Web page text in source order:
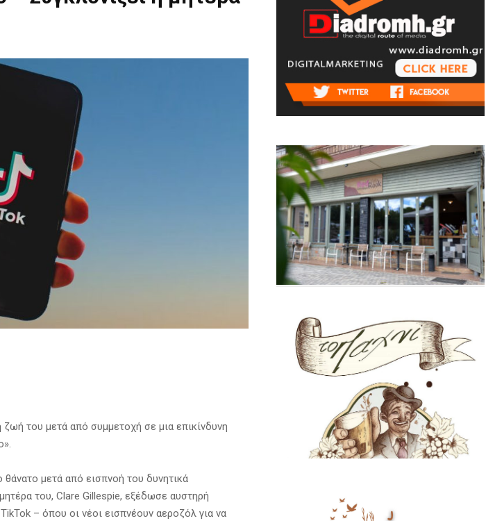
του μετά από συμμετοχή σε μια επικίνδυνη
μετά από εισπνοή του δυνητικά
του, Clare Gillespie, εξέδωσε αυστηρή
– όπου οι νέοι εισπνέουν αεροζόλ για να